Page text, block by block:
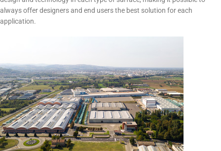
always offer designers and end users the best solution for each
application.